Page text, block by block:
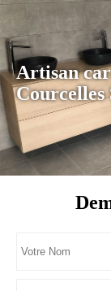
Artisan
Courcelles